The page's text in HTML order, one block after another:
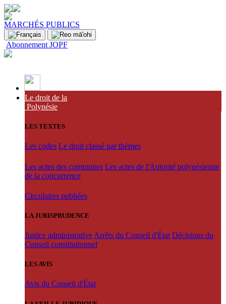
MARCHÉS PUBLICS
Abonnement JOPF
Le droit de la
Polynésie
LES TEXTES
Les codes Le droit classé par thèmes
Les actes des communes Les actes de l'Autorité polynésienne
de la concurrence
Circulaires publiées
LA JURISPRUDENCE
Justice administrative Arrêts du Conseil d'État Décisions du
Conseil constitutionnel
LES AVIS
Avis du Conseil d'État